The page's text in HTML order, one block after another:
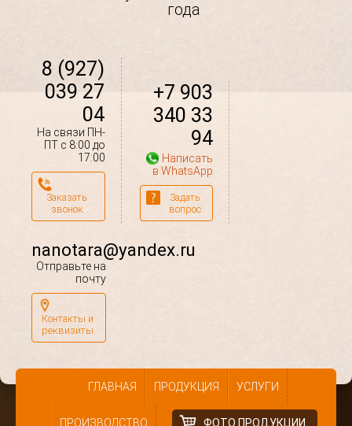
года
8 (927)
039 27
04
На связи ПН-
ПТ с 8:00 до
17:00
Заказать
звонок
+7 903
340 33
94
Написать
в WhatsApp
Задать
вопрос
nanotara@yandex.ru
Отправьте на
почту
Контакты и
реквизиты
ГЛАВНАЯ ПРОДУКЦИЯ УСЛУГИ
ПРОИЗВОДСТВО ФОТО ПРОДУКЦИИ